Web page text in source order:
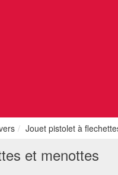
Jouet pistolet à
et menottes